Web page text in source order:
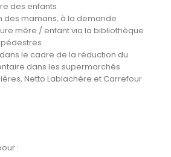
des enfants
des mamans, à la demande
mère / enfant via la bibliothèque
le cadre de la réduction du
dans les supermarchés
Netto Lablachère et Carrefour
: